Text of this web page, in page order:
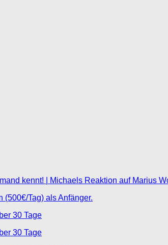
kennt! | Michaels Reaktion auf Marius
Tag) als Anfänger.
30 Tage
30 Tage